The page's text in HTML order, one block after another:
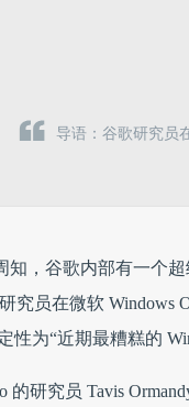
导语：谷歌研究员
，谷歌内部有一个超
究员在微软
性为“近期最糟糕的
的研究员 Tavis